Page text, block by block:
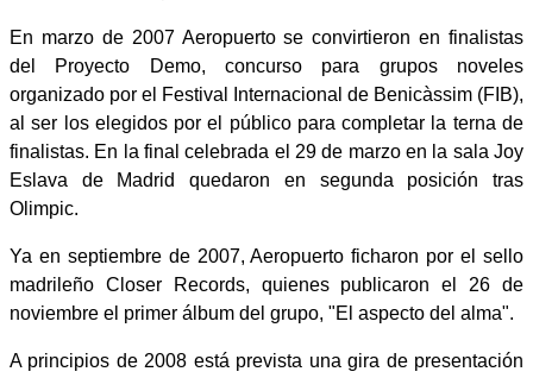
En marzo de 2007 Aeropuerto se convirtieron en finalistas
del Proyecto Demo, concurso para grupos noveles
organizado por el Festival Internacional de Benicàssim (FIB),
al ser los elegidos por el público para completar la terna de
finalistas. En la final celebrada el 29 de marzo en la sala Joy
Eslava de Madrid quedaron en segunda posición tras
Olimpic.
Ya en septiembre de 2007, Aeropuerto ficharon por el sello
madrileño Closer Records, quienes publicaron el 26 de
noviembre el primer álbum del grupo, "El aspecto del alma".
A principios de 2008 está prevista una gira de presentación